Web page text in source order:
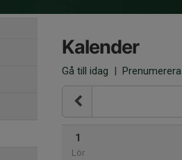
Kalender
Gå till idag | Prenumerera
1
Lör